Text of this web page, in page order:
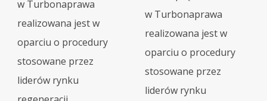
w Turbonaprawa
realizowana jest w
oparciu o procedury
stosowane przez
liderów rynku
w Turbonaprawa
realizowana jest w
oparciu o procedury
stosowane przez
liderów rynku